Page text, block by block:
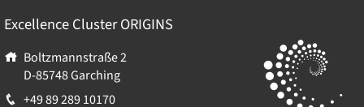
Excellence ClusterORIGINS
Boltzmannstraße 2
D-85748Garching
+49 89 289 10170